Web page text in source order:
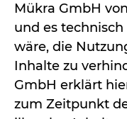
Mükra GmbH
und es
wäre, die
Inhalte zu
GmbH erklärt
zum Zeitpunkt